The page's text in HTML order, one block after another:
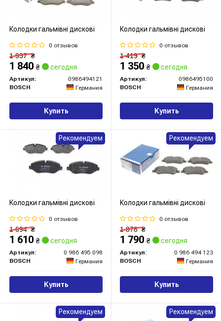
Колодки гальмівні дискові
0 отзывов
1 937₴
1 840 ₴ сегодня
Артикул:
0986494121
BOSCH
Германия
Купить
Колодки гальмівні дискові
0 отзывов
1 419₴
1 350 ₴ сегодня
Артикул:
0986495100
BOSCH
Германия
Купить
Колодки гальмівні дискові
0 отзывов
1 694₴
1 610 ₴ сегодня
Артикул:
0 986 495 098
BOSCH
Германия
Купить
Рекомендуем
Колодки гальмівні дискові
0 отзывов
1 878₴
1 790 ₴ сегодня
Артикул:
0 986 494 123
BOSCH
Германия
Купить
Рекомендуем
Рекомендуем Рекомендуем